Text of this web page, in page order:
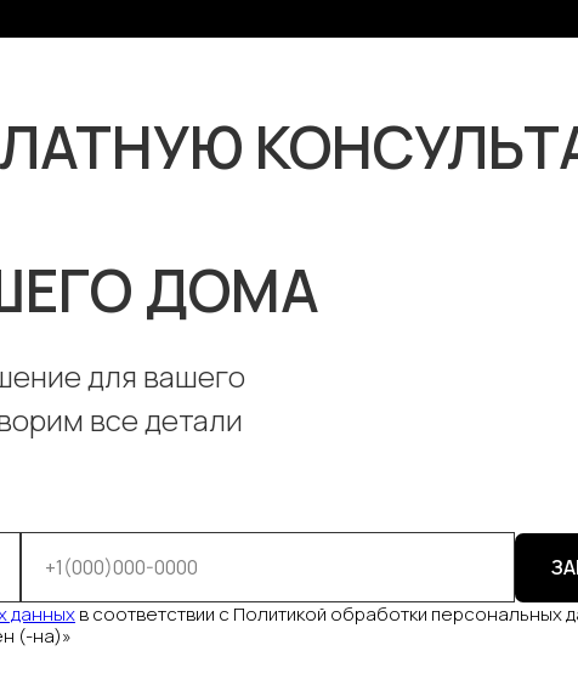
ДОМА
для вашего
все детали
+1(000)000-0000
данныхв соответствии с Политикой обработки персональных
(-на)»